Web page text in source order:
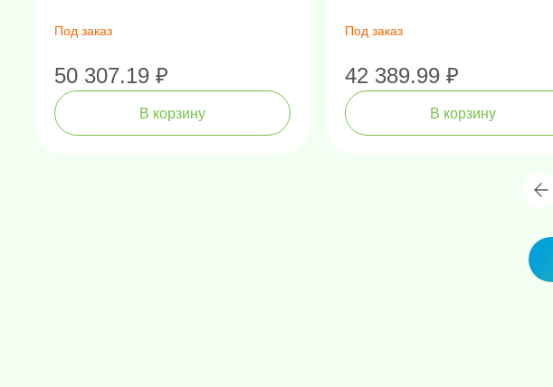
Под заказ
50 307.19 ₽
В корзину
Под заказ
42 389.99 ₽
В корзину